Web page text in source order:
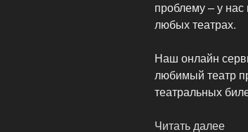
проблему – у нас
любых театрах.
Наш онлайн
любимый театр
театральных
Читать далее